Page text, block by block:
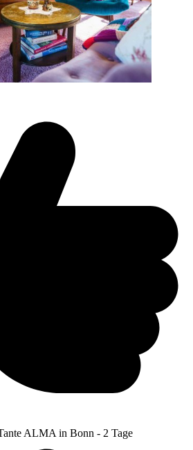
ALMA in Bonn - 2 Tage